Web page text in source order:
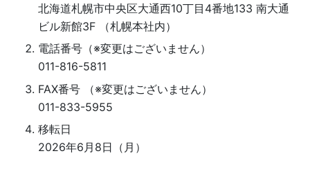
北海道札幌市中央区大通西10丁目4番地133 南大通
ビル新館3F （札幌本社内）
電話番号（※変更はございません）
011-816-5811
FAX番号 （※変更はございません）
011-833-5955
移転日
2026年6月8日（月）